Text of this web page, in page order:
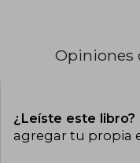
Opiniones
¿Leíste este libro?
agregar tu propia